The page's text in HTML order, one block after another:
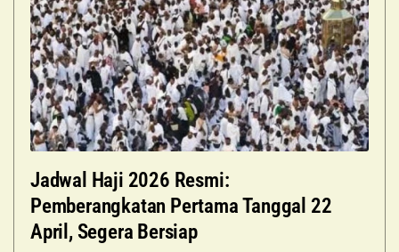
Jadwal Haji 2026 Resmi:
Pemberangkatan Pertama Tanggal 22
April, Segera Bersiap